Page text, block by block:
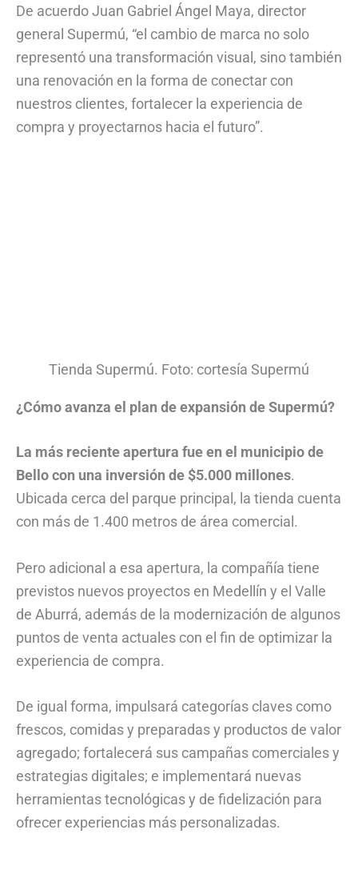
De acuerdo Juan Gabriel Ángel Maya, director
general Supermú, “el cambio de marca no solo
representó una transformación visual, sino también
una renovación en la forma de conectar con
nuestros clientes, fortalecer la experiencia de
compra y proyectarnos hacia el futuro”.
Tienda Supermú. Foto: cortesía Supermú
¿Cómo avanza el plan de expansión de Supermú?
La más reciente apertura fue en el municipio de
Bello con una inversión de $5.000 millones.
Ubicada cerca del parque principal, la tienda cuenta
con más de 1.400 metros de área comercial.
Pero adicional a esa apertura, la compañía tiene
previstos nuevos proyectos en Medellín y el Valle
de Aburrá, además de la modernización de algunos
puntos de venta actuales con el fin de optimizar la
experiencia de compra.
De igual forma, impulsará categorías claves como
frescos, comidas y preparadas y productos de valor
agregado; fortalecerá sus campañas comerciales y
estrategias digitales; e implementará nuevas
herramientas tecnológicas y de fidelización para
ofrecer experiencias más personalizadas.